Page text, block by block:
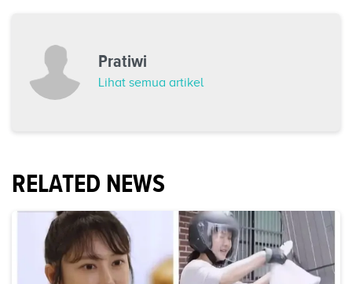
Pratiwi
Lihat semua artikel
RELATED NEWS